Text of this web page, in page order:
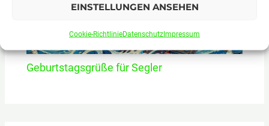
EINSTELLUNGEN ANSEHEN
Cookie-RichtlinieDatenschutzImpressum
Geburtstagsgrüße für Segler